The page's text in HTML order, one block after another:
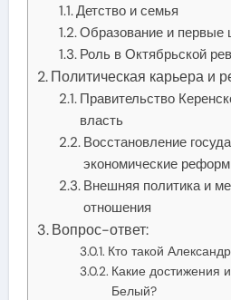
Детство и семья
Образование и первые
Роль в Октябрьской
Политическая карьера и
Правительство
власть
Восстановление
экономические
Внешняя политика и
отношения
Вопрос-ответ:
Кто такой
Какие достижения
Белый?